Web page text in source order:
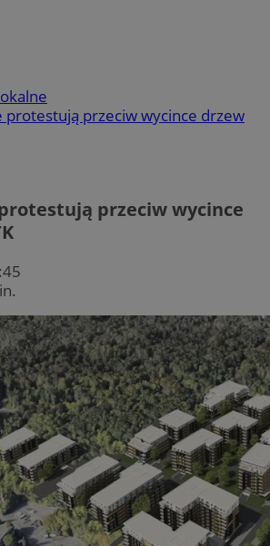
protestują przeciw wycince drzew
przeciw wycince